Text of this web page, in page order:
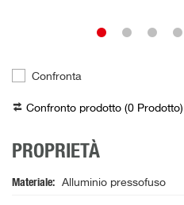
Confronta
Confronto prodotto (0 Prodotto)
PROPRIETÀ
Materiale Alluminio pressofuso